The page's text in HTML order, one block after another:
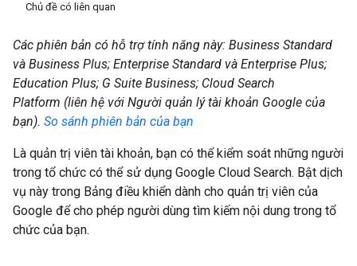
Chủ đề có liên quan
Các phiên bản có hỗ trợ tính năng này: Business Standard
và Business Plus; Enterprise Standard và Enterprise Plus;
Education Plus; G Suite Business; Cloud Search
Platform (liên hệ với Người quản lý tài khoản Google của
bạn). So sánh phiên bản của bạn
Là quản trị viên tài khoản, bạn có thể kiểm soát những người
trong tổ chức có thể sử dụng Google Cloud Search. Bật dịch
vụ này trong Bảng điều khiển dành cho quản trị viên của
Google để cho phép người dùng tìm kiếm nội dung trong tổ
chức của bạn.